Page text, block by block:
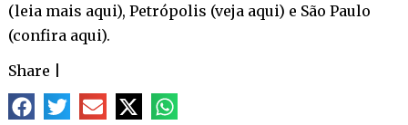
(leia mais aqui), Petrópolis (veja aqui) e São Paulo
(confira aqui).
Share